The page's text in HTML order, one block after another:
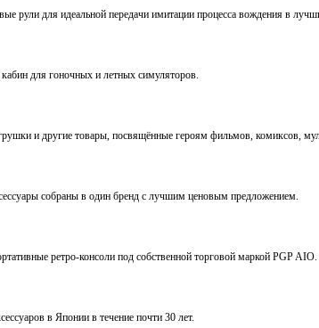
рули для идеальной передачи имитации процесса вождения в
для гоночных и летных симуляторов.
и другие товары, посвящённые героям фильмов, комиксов,
собраны в один бренд с лучшим ценовым предложением.
ретро-консоли под собственной торговой маркой PGP AIO.
в Японии в течение почти 30 лет.